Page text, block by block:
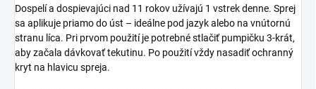
Dospelí a dospievajúci nad 11 rokov užívajú 1 vstrek denne. Sprej
sa aplikuje priamo do úst – ideálne pod jazyk alebo na vnútornú
stranu líca. Pri prvom použití je potrebné stlačiť pumpičku 3-krát,
aby začala dávkovať tekutinu. Po použití vždy nasadiť ochranný
kryt na hlavicu spreja.